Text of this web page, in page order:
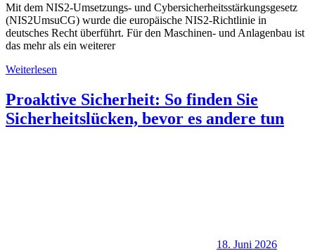
Mit dem NIS2-Umsetzungs- und Cybersicherheitsstärkungsgesetz
(NIS2UmsuCG) wurde die europäische NIS2-Richtlinie in
deutsches Recht überführt. Für den Maschinen- und Anlagenbau ist
das mehr als ein weiterer
Weiterlesen
Proaktive Sicherheit: So finden Sie
Sicherheitslücken, bevor es andere tun
18. Juni 2026